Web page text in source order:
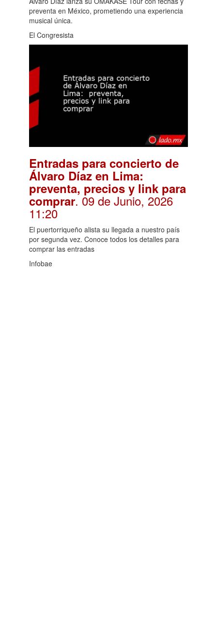
preventa en México, prometiendo una experiencia
musical única.
El Congresista
Entradas para concierto de
Álvaro Díaz en Lima:
preventa, precios y link para
comprar. 09 de Junio, 2026
11:20
El puertorriqueño alista su llegada a nuestro país
por segunda vez. Conoce todos los detalles para
comprar las entradas
Infobae